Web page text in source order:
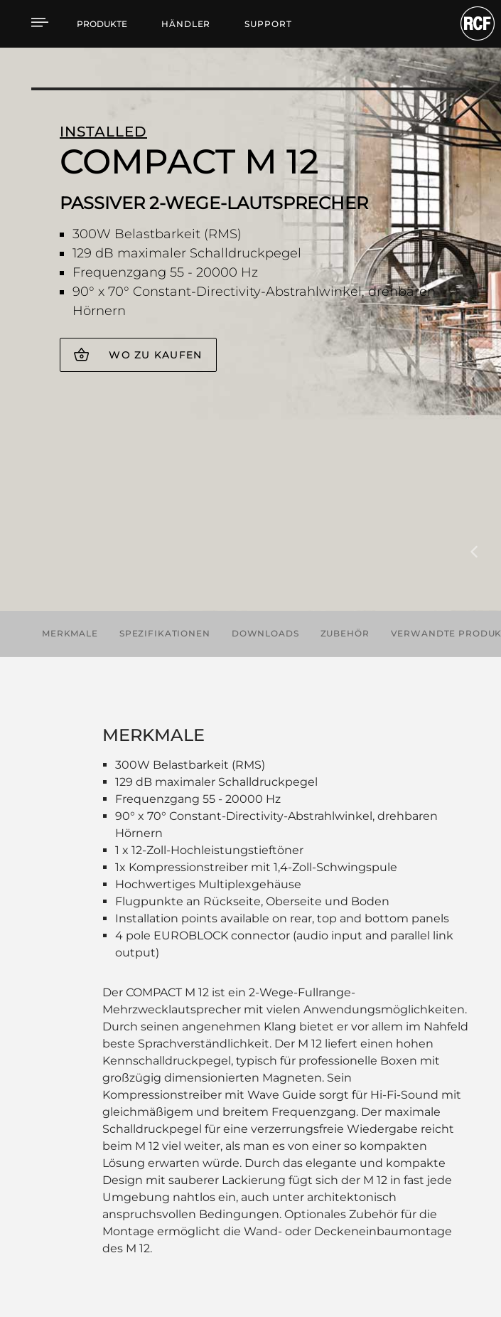
COMPACT M 12 PASSIVER 2-WEGE-
PRODUKTE HÄNDLER SUPPORT
INSTALLED
COMPACT M 12
PASSIVER 2-WEGE-LAUTSPRECHER
300W Belastbarkeit (RMS)
129 dB maximaler Schalldruckpegel
Frequenzgang 55 - 20000 Hz
90° x 70° Constant-Directivity-Abstrahlwinkel, drehbaren
Hörnern
WO ZU KAUFEN
MERKMALE SPEZIFIKATIONEN DOWNLOADS ZUBEHÖR VERWANDTE
MERKMALE
300W Belastbarkeit (RMS)
129 dB maximaler Schalldruckpegel
Frequenzgang 55 - 20000 Hz
90° x 70° Constant-Directivity-Abstrahlwinkel, drehbaren
Hörnern
1 x 12-Zoll-Hochleistungstieftöner
1x Kompressionstreiber mit 1,4-Zoll-Schwingspule
Hochwertiges Multiplexgehäuse
Flugpunkte an Rückseite, Oberseite und Boden
Installation points available on rear, top and bottom panels
4 pole EUROBLOCK connector (audio input and parallel link
output)
Der COMPACT M 12 ist ein 2-Wege-Fullrange-
Mehrzwecklautsprecher mit vielen Anwendungsmöglichkeiten.
Durch seinen angenehmen Klang bietet er vor allem im Nahfeld
beste Sprachverständlichkeit. Der M 12 liefert einen hohen
Kennschalldruckpegel, typisch für professionelle Boxen mit
großzügig dimensionierten Magneten. Sein
Kompressionstreiber mit Wave Guide sorgt für Hi-Fi-Sound mit
gleichmäßigem und breitem Frequenzgang. Der maximale
Schalldruckpegel für eine verzerrungsfreie Wiedergabe reicht
beim M 12 viel weiter, als man es von einer so kompakten
Lösung erwarten würde. Durch das elegante und kompakte
Design mit sauberer Lackierung fügt sich der M 12 in fast jede
Umgebung nahtlos ein, auch unter architektonisch
anspruchsvollen Bedingungen. Optionales Zubehör für die
Montage ermöglicht die Wand- oder Deckeneinbaumontage
des M 12.